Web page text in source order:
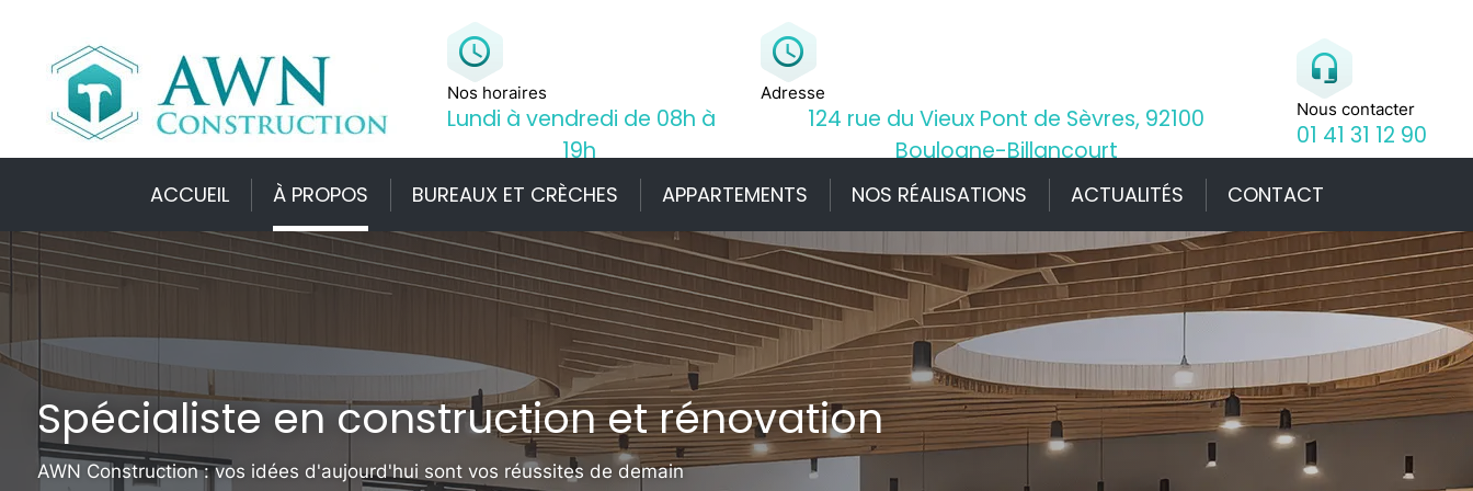
Nos horaires
Lundi à vendredi de 08h à
19h
Adresse
124 rue du Vieux Pont de Sèvres, 92100
Boulogne-Billancourt
Nous contacter
01 41 31 12 90
ACCUEIL À PROPOS BUREAUX ET CRÈCHES APPARTEMENTS NOS RÉALISATIONS ACTUALITÉS CONTACT
Spécialiste en construction et rénovation
AWN Construction : vos idées d'aujourd'hui sont vos réussites de demain